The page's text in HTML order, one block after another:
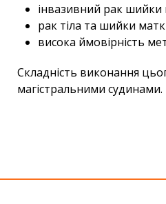
інвазивний рак шийки
рак тіла та шийки
висока ймовірність
Складність виконання
магістральними судинами.